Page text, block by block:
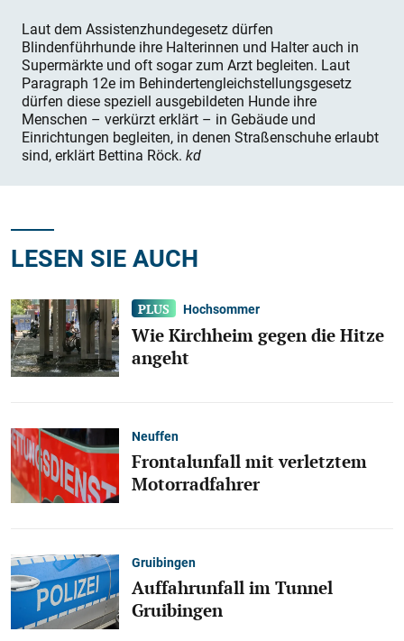
Laut dem Assistenzhundegesetz dürfen
Blindenführhunde ihre Halterinnen und Halter auch in
Supermärkte und oft sogar zum Arzt begleiten. Laut
Paragraph 12e im Behindertengleichstellungsgesetz
dürfen diese speziell ausgebildeten Hunde ihre
Menschen – verkürzt erklärt – in Gebäude und
Einrichtungen begleiten, in denen Straßenschuhe erlaubt
sind, erklärt Bettina Röck. kd
LESEN SIE AUCH
Hochsommer
Wie Kirchheim gegen die Hitze
angeht
Neuffen
Frontalunfall mit verletztem
Motorradfahrer
Gruibingen
Auffahrunfall im Tunnel
Gruibingen